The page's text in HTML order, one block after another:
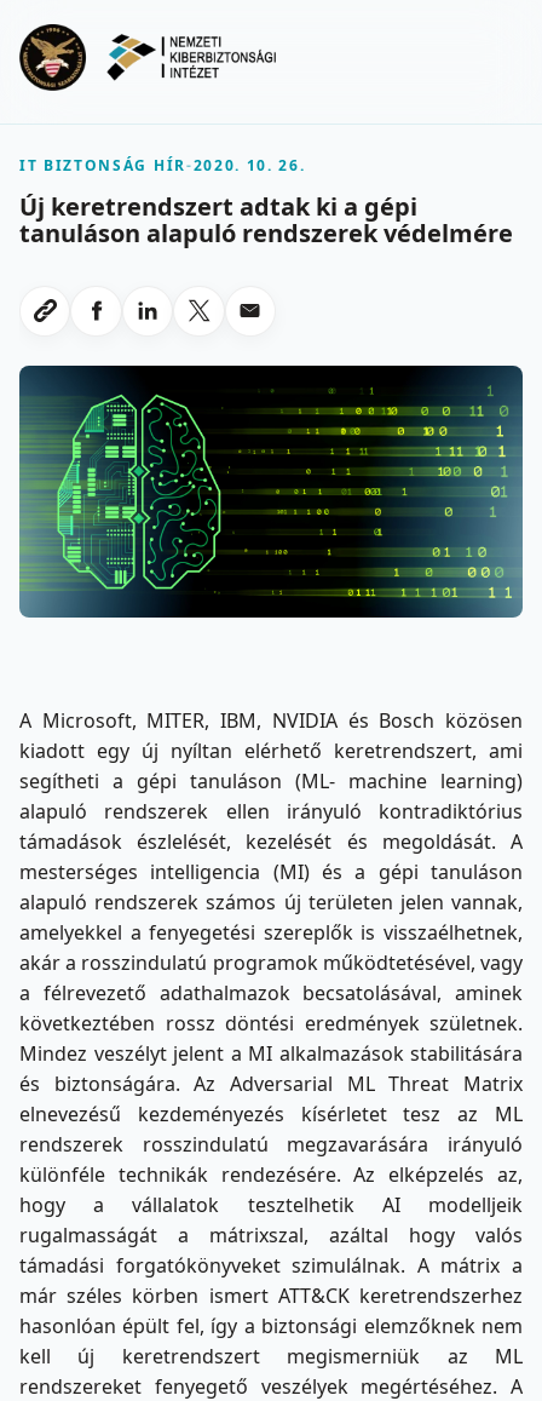
IT BIZTONSÁG HÍR-2020. 10. 26.
Új keretrendszert adtak ki a gépi
tanuláson alapuló rendszerek védelmére
Link masolasa
Megosztas Facebookon
Megosztas LinkedInen
Megosztas X-en
Megosztas emailben
A Microsoft, MITER, IBM, NVIDIA és Bosch közösen
kiadott egy új nyíltan elérhető keretrendszert, ami
segítheti a gépi tanuláson (ML- machine learning)
alapuló rendszerek ellen irányuló kontradiktórius
támadások észlelését, kezelését és megoldását. A
mesterséges intelligencia (MI) és a gépi tanuláson
alapuló rendszerek számos új területen jelen vannak,
amelyekkel a fenyegetési szereplők is visszaélhetnek,
akár a rosszindulatú programok működtetésével, vagy
a félrevezető adathalmazok becsatolásával, aminek
következtében rossz döntési eredmények születnek.
Mindez veszélyt jelent a MI alkalmazások stabilitására
és biztonságára. Az Adversarial ML Threat Matrix
elnevezésű kezdeményezés kísérletet tesz az ML
rendszerek rosszindulatú megzavarására irányuló
különféle technikák rendezésére. Az elképzelés az,
hogy a vállalatok tesztelhetik AI modelljeik
rugalmasságát a mátrixszal, azáltal hogy valós
támadási forgatókönyveket szimulálnak. A mátrix a
már széles körben ismert ATT&CK keretrendszerhez
hasonlóan épült fel, így a biztonsági elemzőknek nem
kell új keretrendszert megismerniük az ML
rendszereket fenyegető veszélyek megértéséhez. A